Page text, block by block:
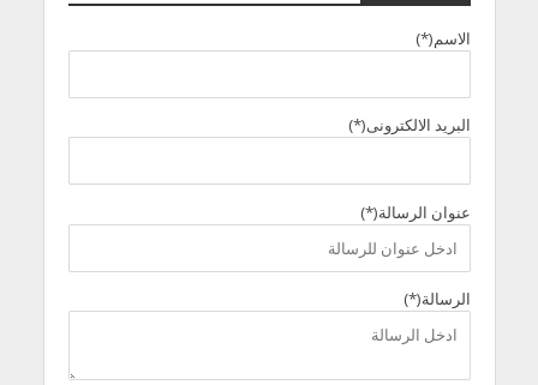
الاسم(*)
البريد الالكترونى(*)
عنوان الرسالة(*)
الرسالة(*)